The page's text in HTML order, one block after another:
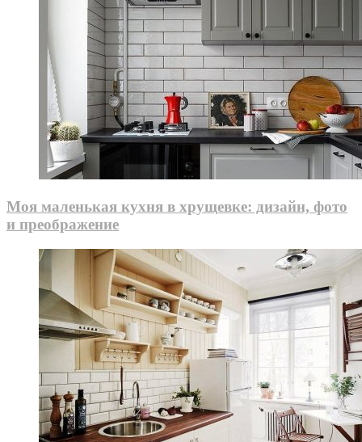
Моя маленькая кухня в хрущевке: дизайн, фото
и преображение